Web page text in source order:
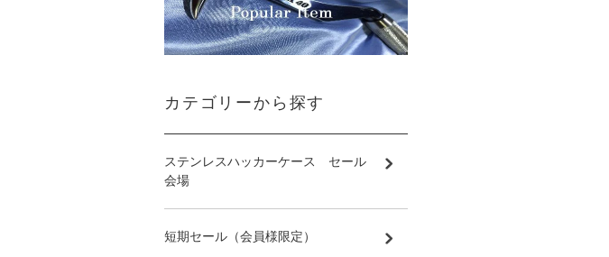
カテゴリーから探す
ステンレスハッカーケース セール
会場
短期セール（会員様限定）